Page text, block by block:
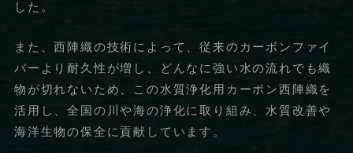
した。
また、西陣織の技術によって、従来のカーボンファイ
バーより耐久性が増し、どんなに強い水の流れでも織
物が切れないため、この水質浄化用カーボン西陣織を
活用し、全国の川や海の浄化に取り組み、水質改善や
海洋生物の保全に貢献しています。